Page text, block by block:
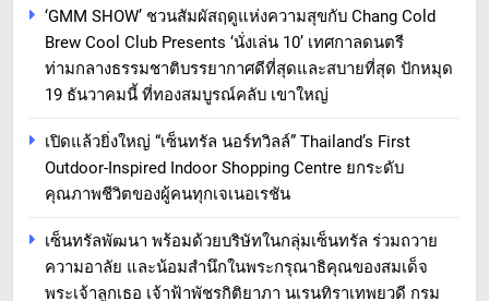
‘GMM SHOW’ ชวนสัมผัสฤดูแห่งความสุขกับ Chang Cold
Brew Cool Club Presents ‘นั่งเล่น 10’ เทศกาลดนตรี
ท่ามกลางธรรมชาติบรรยากาศดีที่สุดและสบายที่สุด ปักหมุด
19 ธันวาคมนี้ ที่ทองสมบูรณ์คลับ เขาใหญ่
เปิดแล้วยิ่งใหญ่ “เซ็นทรัล นอร์ทวิลล์” Thailand’s First
Outdoor-Inspired Indoor Shopping Centre ยกระดับ
คุณภาพชีวิตของผู้คนทุกเจเนอเรชัน
เซ็นทรัลพัฒนา พร้อมด้วยบริษัทในกลุ่มเซ็นทรัล ร่วมถวาย
ความอาลัย และน้อมสำนึกในพระกรุณาธิคุณของสมเด็จ
พระเจ้าลูกเธอ เจ้าฟ้าพัชรกิติยาภา นเรนทิราเทพยวดี กรม